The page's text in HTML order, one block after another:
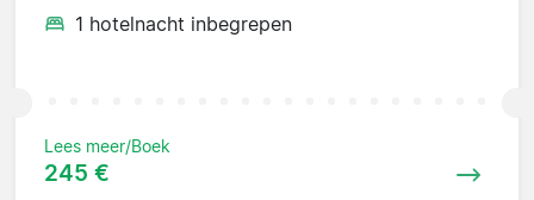
1 hotelnacht inbegrepen
Lees meer/Boek
245 €